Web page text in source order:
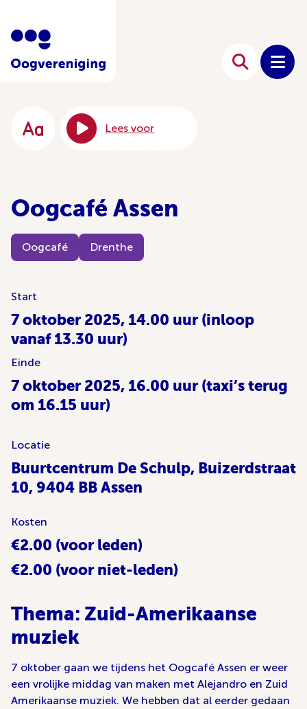
Lees voor
Oogcafé Assen
Oogcafé Drenthe
Start
7 oktober 2025, 14.00 uur (inloop
vanaf 13.30 uur)
Einde
7 oktober 2025, 16.00 uur (taxi’s terug
om 16.15 uur)
Locatie
Buurtcentrum De Schulp, Buizerdstraat
10, 9404 BB Assen
Kosten
€2.00 (voor leden)
€2.00 (voor niet-leden)
Thema: Zuid-Amerikaanse
muziek
7 oktober gaan we tijdens het Oogcafé Assen er weer
een vrolijke middag van maken met Alejandro en Zuid
Amerikaanse muziek. We hebben dat al eerder gedaan